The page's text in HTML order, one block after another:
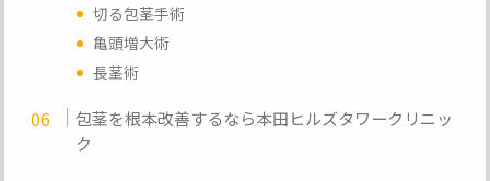
切る包茎手術
亀頭増大術
長茎術
包茎を根本改善するなら本田ヒルズタワークリニッ
ク